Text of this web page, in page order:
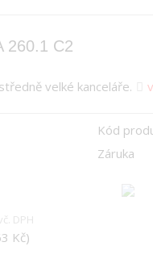
260.1 C2
velké kanceláře.
DPH
Kč)
Kód
Záruka